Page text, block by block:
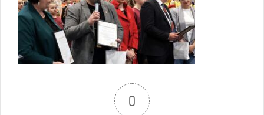
0